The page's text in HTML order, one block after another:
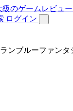
ログイン
ンブルーファンタ